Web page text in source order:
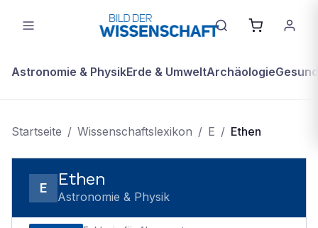
Astronomie & PhysikErde & UmweltArchäologie
Startseite / Wissenschaftslexikon / E / Ethen
E Ethen
Astronomie & Physik